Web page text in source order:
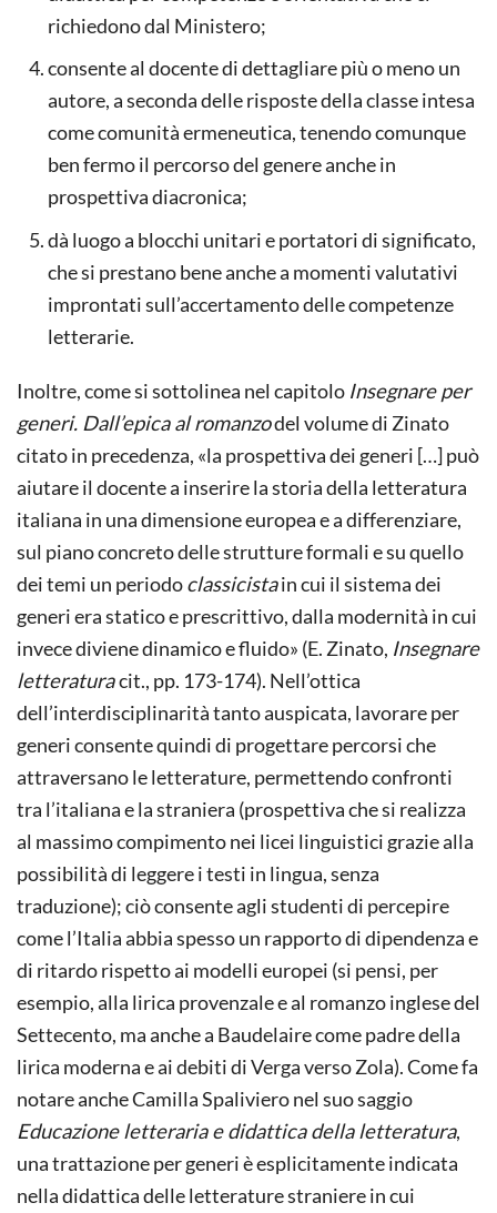
richiedono dal Ministero;
consente al docente di dettagliare più o meno un
autore, a seconda delle risposte della classe intesa
come comunità ermeneutica, tenendo comunque
ben fermo il percorso del genere anche in
prospettiva diacronica;
dà luogo a blocchi unitari e portatori di significato,
che si prestano bene anche a momenti valutativi
improntati sull’accertamento delle competenze
letterarie.
Inoltre, come si sottolinea nel capitolo Insegnare per
generi. Dall’epica al romanzodel volume di Zinato
citato in precedenza, «la prospettiva dei generi […] può
aiutare il docente a inserire la storia della letteratura
italiana in una dimensione europea e a differenziare,
sul piano concreto delle strutture formali e su quello
dei temi un periodoclassicistain cui il sistema dei
generi era statico e prescrittivo, dalla modernità in cui
invece diviene dinamico e fluido» (E. Zinato, Insegnare
letteraturacit., pp. 173-174). Nell’ottica
dell’interdisciplinarità tanto auspicata, lavorare per
generi consente quindi di progettare percorsi che
attraversano le letterature, permettendo confronti
tra l’italiana e la straniera (prospettiva che si realizza
al massimo compimento nei licei linguistici grazie alla
possibilità di leggere i testi in lingua, senza
traduzione); ciò consente agli studenti di percepire
come l’Italia abbia spesso un rapporto di dipendenza e
di ritardo rispetto ai modelli europei (si pensi, per
esempio, alla lirica provenzale e al romanzo inglese del
Settecento, ma anche a Baudelaire come padre della
lirica moderna e ai debiti di Verga verso Zola). Come fa
notare anche Camilla Spaliviero nel suo saggio
Educazione letteraria e didattica della letteratura,
una trattazione per generi è esplicitamente indicata
nella didattica delle letterature straniere in cui